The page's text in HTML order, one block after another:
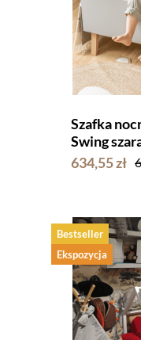
Szafka
Swing
634,55 zł
Bestseller
Ekspozycja